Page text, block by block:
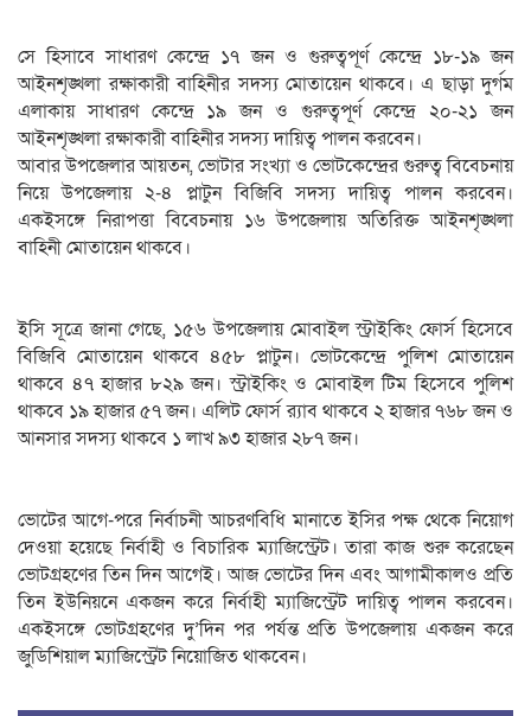
সে হিসাবে সাধারণ কেন্দ্রে ১৭ জন ও গুরুত্বপূর্ণ কেন্দ্রে ১৮-১৯ জন
আইনশৃঙ্খলা রক্ষাকারী বাহিনীর সদস্য মোতায়েন থাকবে। এ ছাড়া দুর্গম
এলাকায় সাধারণ কেন্দ্রে ১৯ জন ও গুরুত্বপূর্ণ কেন্দ্রে ২০-২১ জন
আইনশৃঙ্খলা রক্ষাকারী বাহিনীর সদস্য দায়িত্ব পালন করবেন।
আবার উপজেলার আয়তন, ভোটার সংখ্যা ও ভোটকেন্দ্রের গুরুত্ব বিবেচনায়
নিয়ে উপজেলায় ২-৪ প্লাটুন বিজিবি সদস্য দায়িত্ব পালন করবেন।
একইসঙ্গে নিরাপত্তা বিবেচনায় ১৬ উপজেলায় অতিরিক্ত আইনশৃঙ্খলা
বাহিনী মোতায়েন থাকবে।
ইসি সূত্রে জানা গেছে, ১৫৬ উপজেলায় মোবাইল স্ট্রাইকিং ফোর্স হিসেবে
বিজিবি মোতায়েন থাকবে ৪৫৮ প্লাটুন। ভোটকেন্দ্রে পুলিশ মোতায়েন
থাকবে ৪৭ হাজার ৮২৯ জন। স্ট্রাইকিং ও মোবাইল টিম হিসেবে পুলিশ
থাকবে ১৯ হাজার ৫৭ জন। এলিট ফোর্স র‍্যাব থাকবে ২ হাজার ৭৬৮ জন ও
আনসার সদস্য থাকবে ১ লাখ ৯৩ হাজার ২৮৭ জন।
ভোটের আগে-পরে নির্বাচনী আচরণবিধি মানাতে ইসির পক্ষ থেকে নিয়োগ
দেওয়া হয়েছে নির্বাহী ও বিচারিক ম্যাজিস্ট্রেট। তারা কাজ শুরু করেছেন
ভোটগ্রহণের তিন দিন আগেই। আজ ভোটের দিন এবং আগামীকালও প্রতি
তিন ইউনিয়নে একজন করে নির্বাহী ম্যাজিস্ট্রেট দায়িত্ব পালন করবেন।
একইসঙ্গে ভোটগ্রহণের দু’দিন পর পর্যন্ত প্রতি উপজেলায় একজন করে
জুডিশিয়াল ম্যাজিস্ট্রেট নিয়োজিত থাকবেন।